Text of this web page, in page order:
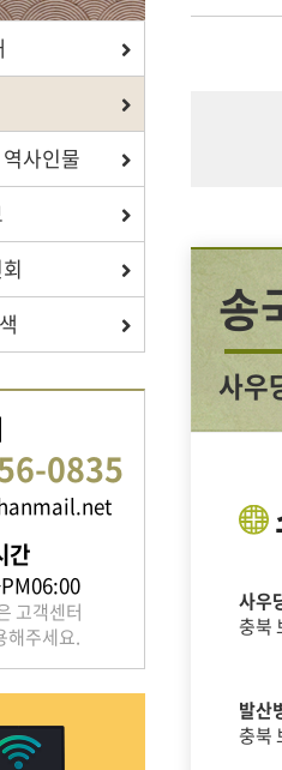
이
.
수 있습니다.
사인물
0835
간
고객센터
해주세요.
송
사우
사우
충북
발산
충북